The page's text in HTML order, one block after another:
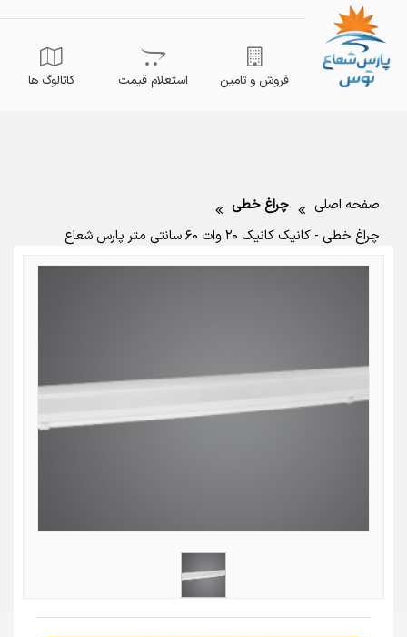
فروش و تامین استعلام قیمت کاتالوگ ها
صفحه اصلی
چراغ خطی
چراغ خطی - کانیک کانیک ۲۰ وات ۶۰ سانتی متر پارس شعاع